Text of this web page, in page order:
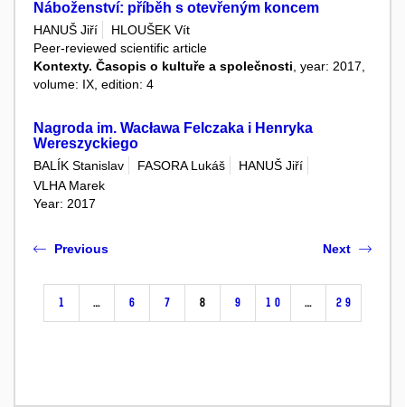
Náboženství: příběh s otevřeným koncem
HANUŠ Jiří
HLOUŠEK Vít
Peer-reviewed scientific article
Kontexty. Časopis o kultuře a společnosti , year: 2017,
volume: IX, edition: 4
Nagroda im. Wacława Felczaka i Henryka
Wereszyckiego
BALÍK Stanislav FASORA Lukáš
HANUŠ Jiří
VLHA Marek
Year: 2017
Previous
1 … 6 7 8 9 10 … 29
Next